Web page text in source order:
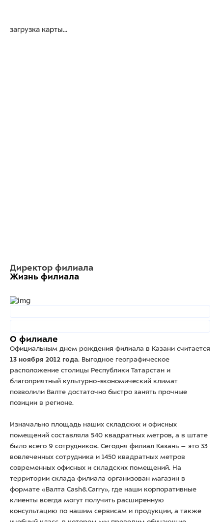
загрузка карты...
Директор филиала
Жизнь филиала
О филиале
Официальным днем рождения филиала в Казани считается
13 ноября 2012 года. Выгодное географическое
расположение столицы Республики Татарстан и
благоприятный культурно-экономический климат
позволили Валте достаточно быстро занять прочные
позиции в регионе.
Изначально площадь наших складских и офисных
помещений составляла 540 квадратных метров, а в штате
было всего 9 сотрудников. Сегодня филиал Казань – это 33
вовлеченных сотрудника и 1450 квадратных метров
современных офисных и складских помещений. На
территории склада филиала организован магазин в
формате «Валта Cash&Carry», где наши корпоративные
клиенты всегда могут получить расширенную
консультацию по нашим сервисам и продукции, а также